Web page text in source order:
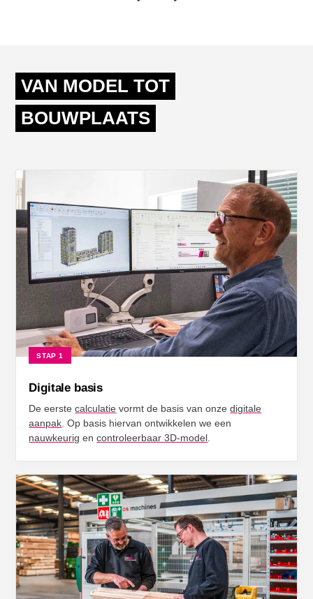
VAN MODEL TOT
BOUWPLAATS
STAP 1
Digitale basis
De eerstecalculatie vormt de basis van onzedigitale
aanpak. Op basis hiervan ontwikkelen we een
nauwkeurig encontroleerbaar 3D-model .